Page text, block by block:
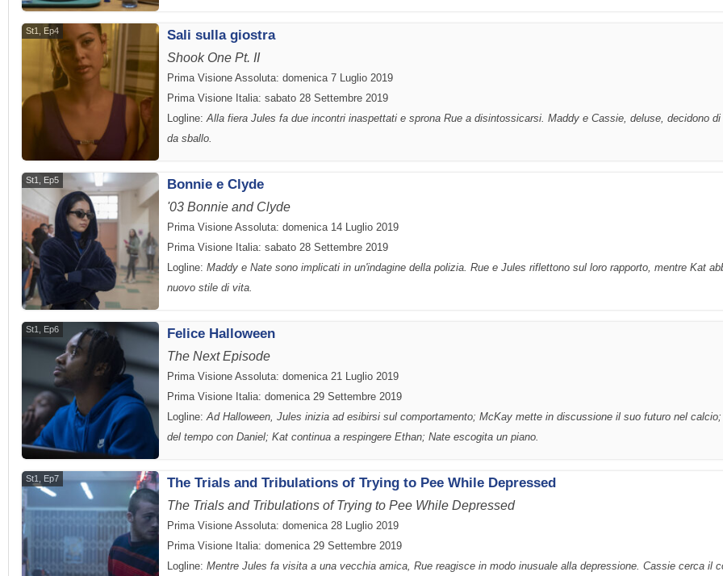
St1, Ep4 Sali sulla giostra
Shook One Pt. II
Prima Visione Assoluta: domenica 7 Luglio 2019
Prima Visione Italia: sabato 28 Settembre 2019
Logline: Alla fiera Jules fa due incontri inaspettati e sprona Rue a disintossicarsi. Maddy e Cassie, deluse, decidono
da sballo.
St1, Ep5 Bonnie e Clyde
'03 Bonnie and Clyde
Prima Visione Assoluta: domenica 14 Luglio 2019
Prima Visione Italia: sabato 28 Settembre 2019
Logline: Maddy e Nate sono implicati in un'indagine della polizia. Rue e Jules riflettono sul loro rapporto, mentre Kat
nuovo stile di vita.
St1, Ep6 Felice Halloween
The Next Episode
Prima Visione Assoluta: domenica 21 Luglio 2019
Prima Visione Italia: domenica 29 Settembre 2019
Logline: Ad Halloween, Jules inizia ad esibirsi sul comportamento; McKay mette in discussione il suo futuro nel
del tempo con Daniel; Kat continua a respingere Ethan; Nate escogita un piano.
St1, Ep7 The Trials and Tribulations of Trying to Pee While Depressed
The Trials and Tribulations of Trying to Pee While Depressed
Prima Visione Assoluta: domenica 28 Luglio 2019
Prima Visione Italia: domenica 29 Settembre 2019
Logline: Mentre Jules fa visita a una vecchia amica, Rue reagisce in modo inusuale alla depressione. Cassie cerca il